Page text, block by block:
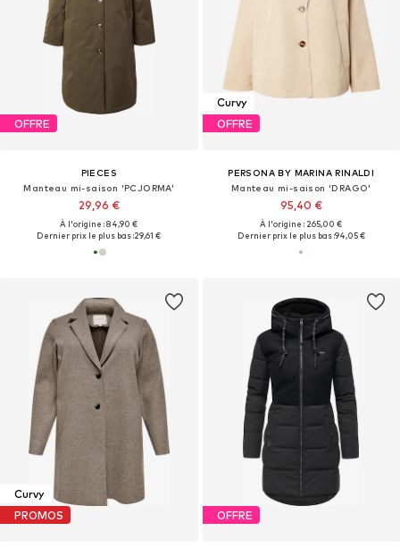
OFFRE
PIECES
Manteau mi-saison 'PCJORMA'
29,96 €
À l'origine : 84,90 €
Dernier prix le plus bas :29,61 €
Curvy
OFFRE
PERSONA BY MARINA RINALDI
Manteau mi-saison 'DRAGO'
95,40 €
À l'origine : 265,00 €
Dernier prix le plus bas :94,05 €
Curvy
PROMOS
OFFRE